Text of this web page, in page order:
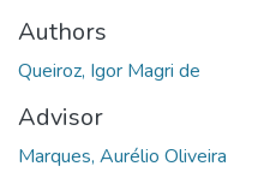
Authors
Queiroz, Igor Magri de
Advisor
Marques, Aurélio Oliveira